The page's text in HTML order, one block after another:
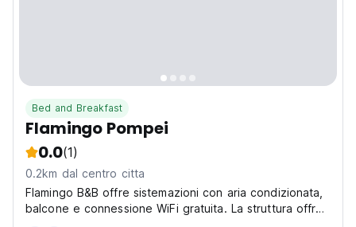
Bed and Breakfast
Flamingo Pompei
0.0(1)
0.2km dal centro citta
Flamingo B&B offre sistemazioni con aria condizionata,
balcone e connessione WiFi gratuita. La struttura offre